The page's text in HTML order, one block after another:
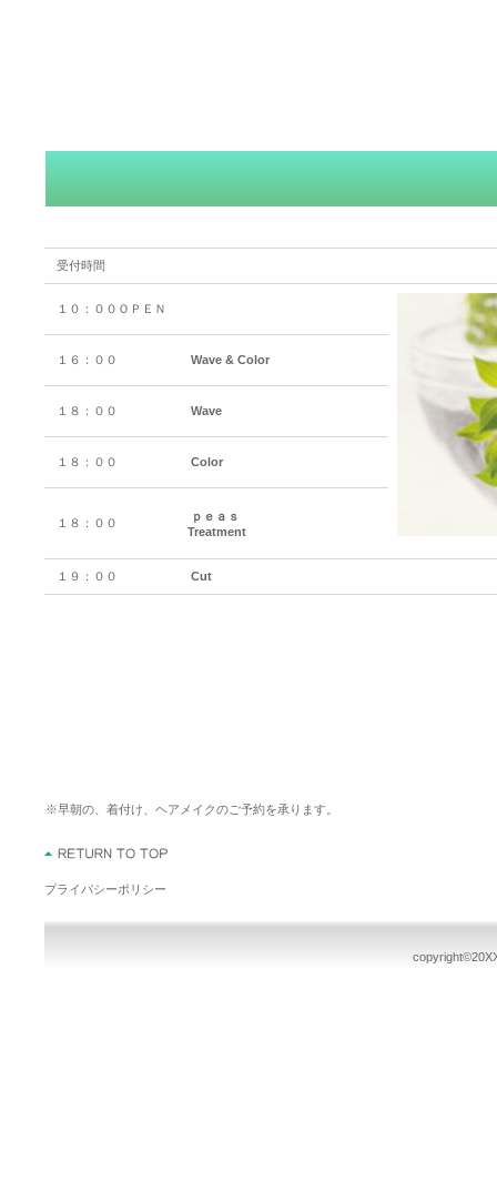
受付時間
１０：００ＯＰＥＮ
１６：００ Wave & Color
１８：００ Wave
１８：００ Color
１８：００
ｐｅａｓ
Treatment
１９：００ Cut
※早朝の、着付け、ヘアメイクのご予約を承ります。
プライバシーポリシー